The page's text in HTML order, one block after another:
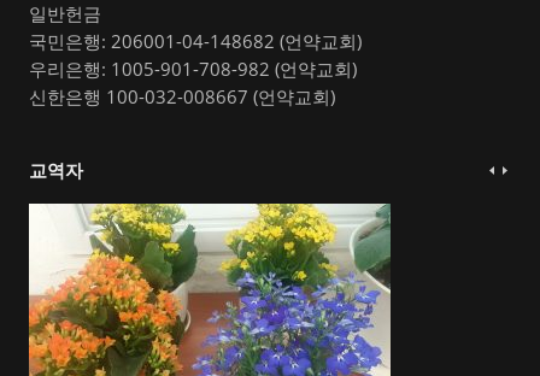
일반헌금
국민은행: 206001-04-148682 (언약교회)
우리은행: 1005-901-708-982 (언약교회)
신한은행 100-032-008667 (언약교회)
교역자